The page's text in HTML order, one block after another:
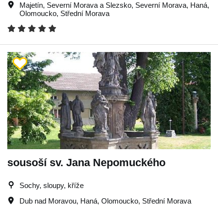
Majetín, Severní Morava a Slezsko, Severní Morava, Haná,
Olomoucko, Střední Morava
sousoší sv. Jana Nepomuckého
Sochy, sloupy, kříže
Dub nad Moravou, Haná, Olomoucko, Střední Morava